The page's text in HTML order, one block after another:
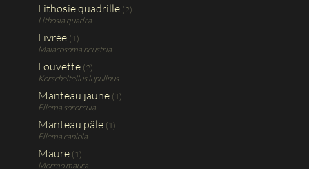
Lithosie quadrille (2)
Lithosia quadra
Livrée (1)
Malacosoma neustria
Louvette (2)
Korscheltellus lupulinus
Manteau jaune (1)
Eilema sororcula
Manteau pâle (1)
Eilema caniola
Maure (1)
Mormo maura